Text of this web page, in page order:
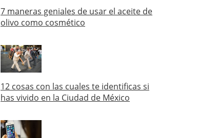
7 maneras geniales de usar el aceite de
olivo como cosmético
12 cosas con las cuales te identificas si
has vivido en la Ciudad de México